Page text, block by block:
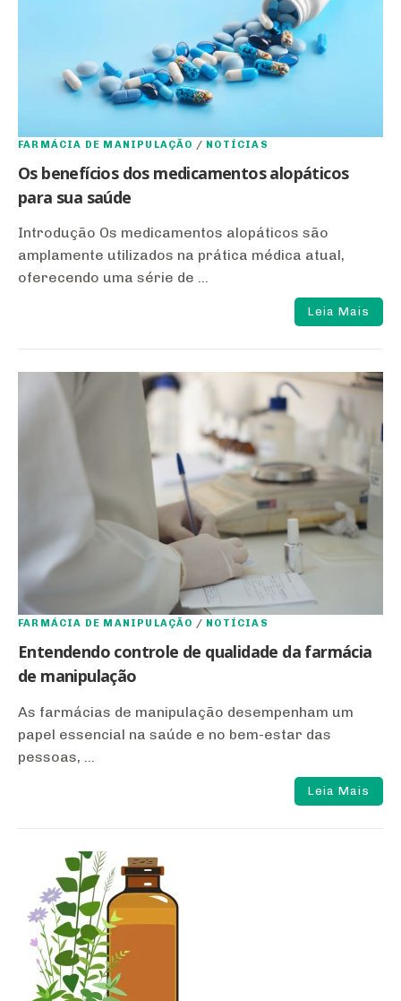
FARMÁCIA DE MANIPULAÇÃO / NOTÍCIAS
Os benefícios dos medicamentos alopáticos
para sua saúde
Introdução Os medicamentos alopáticos são
amplamente utilizados na prática médica atual,
oferecendo uma série de ...
Leia Mais
FARMÁCIA DE MANIPULAÇÃO / NOTÍCIAS
Entendendo controle de qualidade da farmácia
de manipulação
As farmácias de manipulação desempenham um
papel essencial na saúde e no bem-estar das
pessoas, ...
Leia Mais